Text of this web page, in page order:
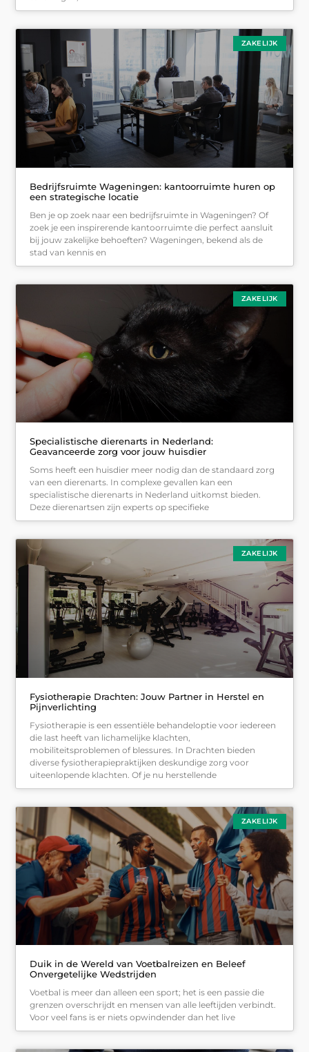
ZAKELIJK
Bedrijfsruimte Wageningen: kantoorruimte huren op
een strategische locatie
Ben je op zoek naar een bedrijfsruimte in Wageningen? Of
zoek je een inspirerende kantoorruimte die perfect aansluit
bij jouw zakelijke behoeften? Wageningen, bekend als de
stad van kennis en
ZAKELIJK
Specialistische dierenarts in Nederland:
Geavanceerde zorg voor jouw huisdier
Soms heeft een huisdier meer nodig dan de standaard zorg
van een dierenarts. In complexe gevallen kan een
specialistische dierenarts in Nederland uitkomst bieden.
Deze dierenartsen zijn experts op specifieke
ZAKELIJK
Fysiotherapie Drachten: Jouw Partner in Herstel en
Pijnverlichting
Fysiotherapie is een essentiële behandeloptie voor iedereen
die last heeft van lichamelijke klachten,
mobiliteitsproblemen of blessures. In Drachten bieden
diverse fysiotherapiepraktijken deskundige zorg voor
uiteenlopende klachten. Of je nu herstellende
ZAKELIJK
Duik in de Wereld van Voetbalreizen en Beleef
Onvergetelijke Wedstrijden
Voetbal is meer dan alleen een sport; het is een passie die
grenzen overschrijdt en mensen van alle leeftijden verbindt.
Voor veel fans is er niets opwindender dan het live